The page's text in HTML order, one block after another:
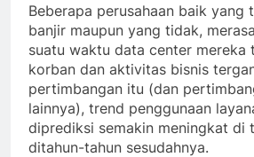
Beberapa perusahaan baik yang
banjir maupun yang tidak,
suatu waktu data center mereka
korban dan aktivitas bisnis
pertimbangan itu (dan
lainnya), trend penggunaan
diprediksi semakin meningkat di
ditahun-tahun sesudahnya.